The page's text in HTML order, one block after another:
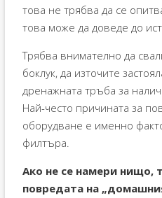
това не трябва да се
това може да доведе до
Трябва внимателно да
боклук, да източите
дренажната тръба за
Най-често причината за
оборудване е именно
филтъра.
Ако не се намери нищо,
повредата на